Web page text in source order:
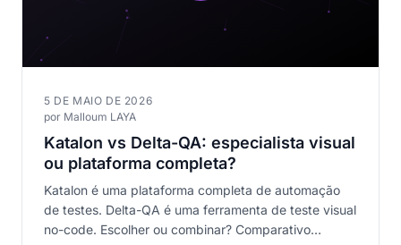
5 DE MAIO DE 2026
por Malloum LAYA
Katalon vs Delta-QA: especialista visual
ou plataforma completa?
Katalon é uma plataforma completa de automação
de testes. Delta-QA é uma ferramenta de teste visual
no-code. Escolher ou combinar? Comparativo